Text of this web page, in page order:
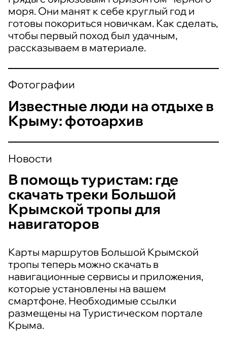
моря. Они манят к себе круглый год и
готовы покориться новичкам. Как сделать,
чтобы первый поход был удачным,
рассказываем в материале.
Фотографии
Известные люди на отдыхе в
Крыму: фотоархив
Новости
В помощь туристам: где
скачать треки Большой
Крымской тропы для
навигаторов
Карты маршрутов Большой Крымской
тропы теперь можно скачать в
навигационные сервисы и приложения,
которые установлены на вашем
смартфоне. Необходимые ссылки
размещены на Туристическом портале
Крыма.